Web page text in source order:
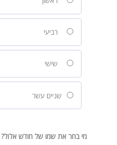
רביעי
שישי
שניים עשר
מי בחר את שמו של חודש אלול?